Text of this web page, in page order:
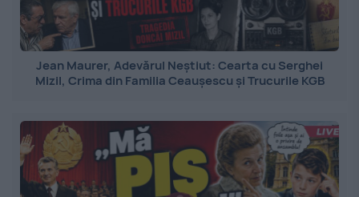
Jean Maurer, Adevărul Neștiut: Cearta cu Serghei
Mizil, Crima din Familia Ceaușescu și Trucurile KGB